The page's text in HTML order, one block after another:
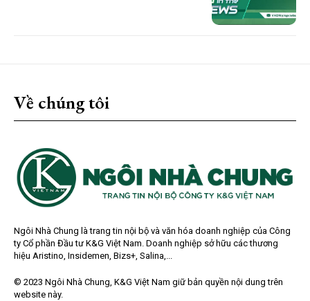
Về chúng tôi
Ngôi Nhà Chung là trang tin nội bộ và văn hóa doanh nghiệp của Công
ty Cổ phần Đầu tư K&G Việt Nam. Doanh nghiệp sở hữu các thương
hiệu Aristino, Insidemen, Bizs+, Salina,...
© 2023 Ngôi Nhà Chung, K&G Việt Nam giữ bản quyền nội dung trên
website này.